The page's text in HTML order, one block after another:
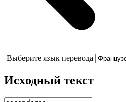
Выберите язык перевода
Исходный текст